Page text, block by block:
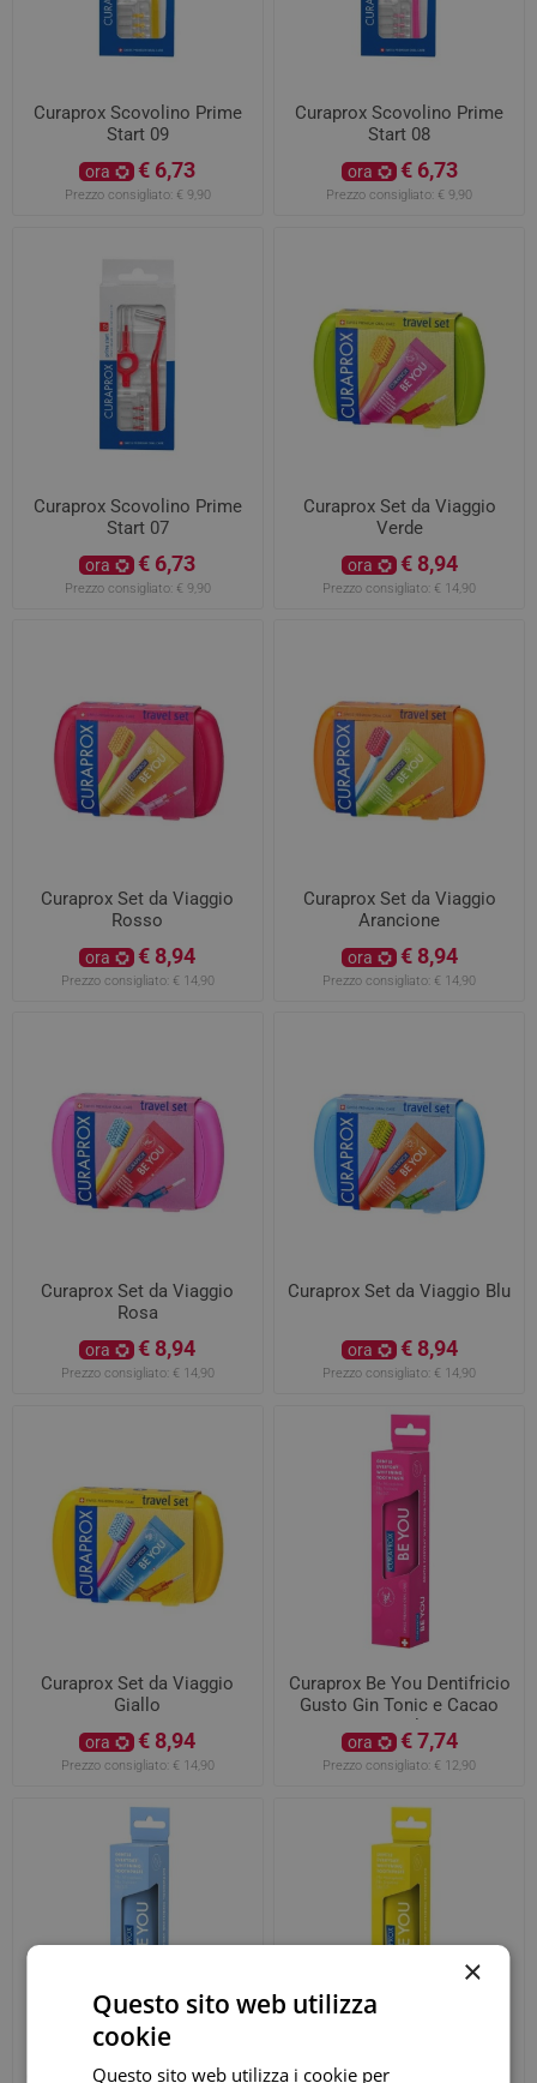
Curaprox Scovolino Prime
Start 09
ora € 6,73
Prezzo consigliato: € 9,90
Curaprox Scovolino Prime
Start 08
ora € 6,73
Prezzo consigliato: € 9,90
Curaprox Scovolino Prime
Start 07
ora € 6,73
Prezzo consigliato: € 9,90
Curaprox Set da Viaggio
Verde
ora € 8,94
Prezzo consigliato: € 14,90
Curaprox Set da Viaggio
Rosso
ora € 8,94
Prezzo consigliato: € 14,90
Curaprox Set da Viaggio
Arancione
ora € 8,94
Prezzo consigliato: € 14,90
Curaprox Set da Viaggio
Rosa
ora € 8,94
Prezzo consigliato: € 14,90
Curaprox Set da Viaggio Blu
ora € 8,94
Prezzo consigliato: € 14,90
Curaprox Set da Viaggio
Giallo
ora € 8,94
Prezzo consigliato: € 14,90
Curaprox Be You Dentifricio
Gusto Gin Tonic e Cacao
ora € 7,74
Prezzo consigliato: € 12,90
Curaprox Be You Dentifricio Curaprox Be You Dentifricio
×
Questo sito web utilizza
cookie
Questo sito web utilizza i cookie per